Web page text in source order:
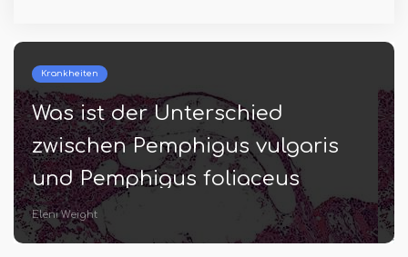
Kleiden
Was ist der Unterschied
zwischen Seide und Baumwolle
Gian Donie